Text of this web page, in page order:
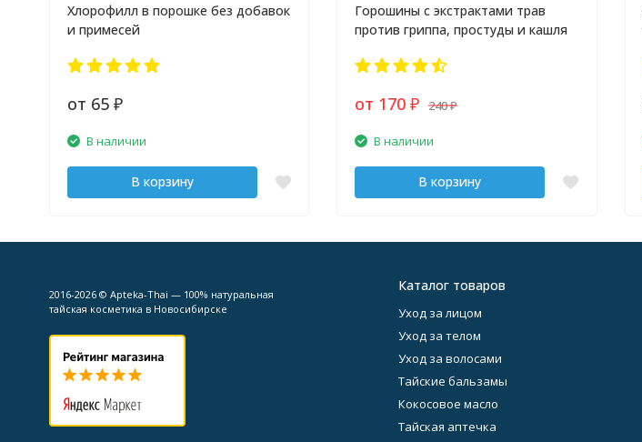
Хлорофилл в порошке без добавок
и примесей
от 65 ₽
В наличии
В корзину
Горошины с экстрактами трав
против гриппа, простуды и кашля
от 170₽ 240₽
В наличии
В корзину
2016-2026 © Apteka-Thai — 100% натуральная
тайская косметика в Новосибирске
Каталог товаров
Уход за лицом
Уход за телом
Уход за волосами
Тайские бальзамы
Кокосовое масло
Тайская аптечка